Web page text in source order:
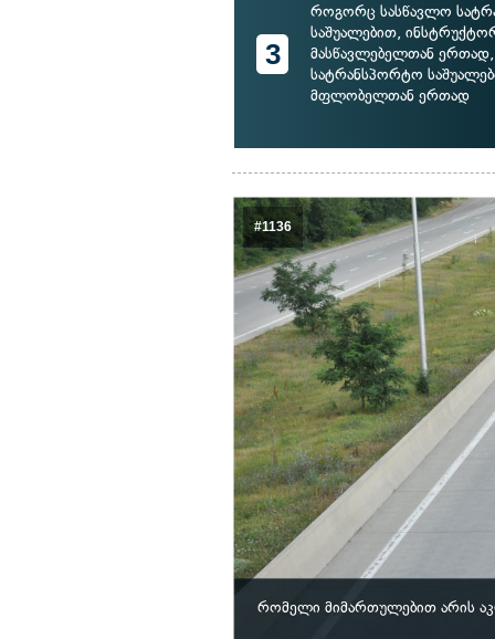
3
როგორც სასწავლო
საშუალებით,
მასწავლებელთან ერთად,
სატრანსპორტო
მფლობელთან ერთად
#1136
რომელი მიმართულებით არის